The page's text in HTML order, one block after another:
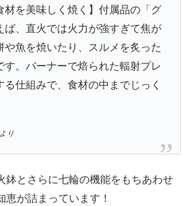
材を美味しく焼く】付属品の「グ
ば、直火では火力が強すぎて焦が
や魚を焼いたり、スルメを炙った
す。バーナーで焙られた輻射プレ
仕組みで、食材の中までじっく
り
鉢とさらに七輪の機能をもちあわせ
が詰まっています！